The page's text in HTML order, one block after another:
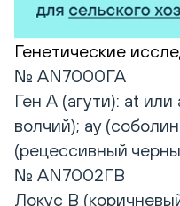
Генетические
№ AN7000ГА
Ген А (агути): at
волчий); ay
(рецессивный
№ AN7002ГВ
Локус B